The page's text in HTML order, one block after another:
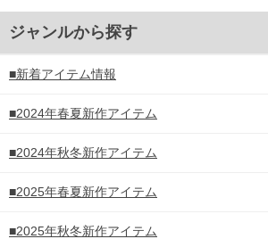
ジャンルから探す
■新着アイテム情報
■2024年春夏新作アイテム
■2024年秋冬新作アイテム
■2025年春夏新作アイテム
■2025年秋冬新作アイテム